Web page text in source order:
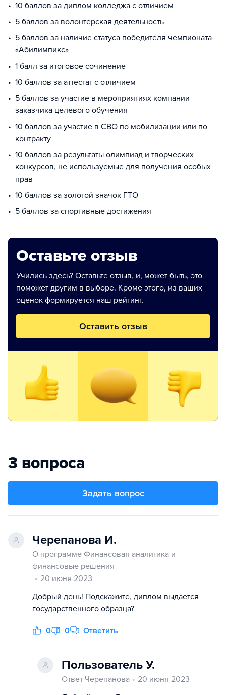
10 баллов за диплом колледжа с отличием
5 баллов за волонтерская деятельность
5 баллов за наличие статуса победителя чемпионата
«Абилимпикс»
1 балл за итоговое сочинение
10 баллов за аттестат с отличием
5 баллов за участие в мероприятиях компании-
заказчика целевого обучения
10 баллов за участие в СВО по мобилизации или по
контракту
10 баллов за результаты олимпиад и творческих
конкурсов, не используемые для получения особых
прав
10 баллов за золотой значок ГТО
5 баллов за спортивные достижения
Оставьте отзыв
Учились здесь? Оставьте отзыв, и, может быть, это
поможет другим в выборе. Кроме этого, из ваших
оценок формируется наш рейтинг.
Оставить отзыв
3 вопроса
Задать вопрос
Черепанова И.
О программе Финансовая аналитика и
финансовые решения
20 июня 2023
Добрый день! Подскажите, диплом выдается
государственного образца?
0 0 Ответить
Пользователь У.
Ответ Черепанова
20 июня 2023